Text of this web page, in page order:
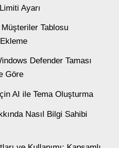
Ayarı
Tablosu
Defender Taması
Göre
AI ile Tema Oluşturma
Nasıl Bilgi Sahibi